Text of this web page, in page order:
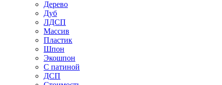
Дерево
Дуб
ЛДСП
Массив
Пластик
Шпон
Экошпон
С патиной
ДСП